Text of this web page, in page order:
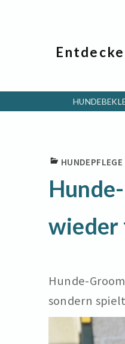
HUNDEPFLEGE
wieder
Hunde-
sondern